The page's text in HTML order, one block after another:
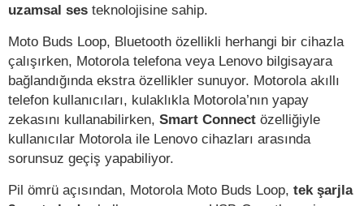
uzamsal ses teknolojisine sahip.
Moto Buds Loop, Bluetooth özellikli herhangi bir cihazla
çalışırken, Motorola telefona veya Lenovo bilgisayara
bağlandığında ekstra özellikler sunuyor. Motorola akıllı
telefon kullanıcıları, kulaklıkla Motorola’nın yapay
zekasını kullanabilirken, Smart Connect özelliğiyle
kullanıcılar Motorola ile Lenovo cihazları arasında
sorunsuz geçiş yapabiliyor.
Pil ömrü açısından, Motorola Moto Buds Loop, tek şarjla